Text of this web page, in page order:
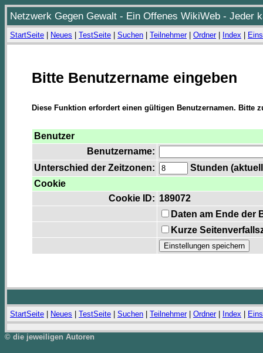
Netzwerk Gegen Gewalt - Ein Offenes WikiWeb - Jeder
StartSeite Neues TestSeite Suchen Teilnehmer| Ordner| Index
Bitte Benutzername eingeben
Diese Funktion erfordert einen gültigen Benutzernamen. Bitte
Benutzer
Benutzername:
Unterschied der Zeitzonen:
Stunden
Cookie
Cookie ID: 189072
Daten am Ende der
Kurze
StartSeite Neues TestSeite Suchen Teilnehmer| Ordner| Index
© die jeweiligen Autoren